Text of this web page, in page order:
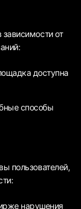
от
доступна
способы
пользователей,
нарушения